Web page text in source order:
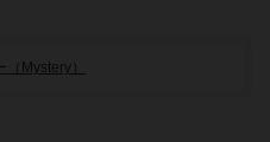
（Mystery）